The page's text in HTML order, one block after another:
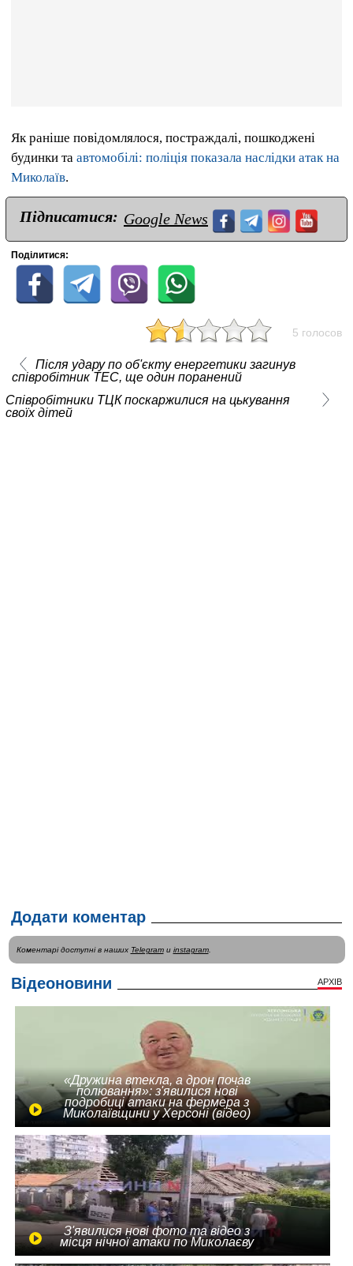
Як раніше повідомлялося, постраждалі, пошкоджені
будинки та автомобілі: поліція показала наслідки атак на
Миколаїв.
Підписатися: Google News
Поділитися:
5 голосов
Після удару по об'єкту енергетики загинув
співробітник ТЕС, ще один поранений
Співробітники ТЦК поскаржилися на цькування
своїх дітей
Додати коментар
Коментарі доступні в наших Telegramи instagram.
Відеоновини АРХІВ
«Дружина втекла, а дрон почав
полювання»: з'явилися нові
подробиці атаки на фермера з
Миколаївщини у Херсоні (відео)
З'явилися нові фото та відео з
місця нічної атаки по Миколаєву